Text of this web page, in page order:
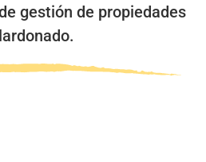
gestión de propiedades